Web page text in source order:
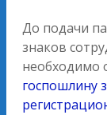
До подачи
знаков
необходимо
госпошлину